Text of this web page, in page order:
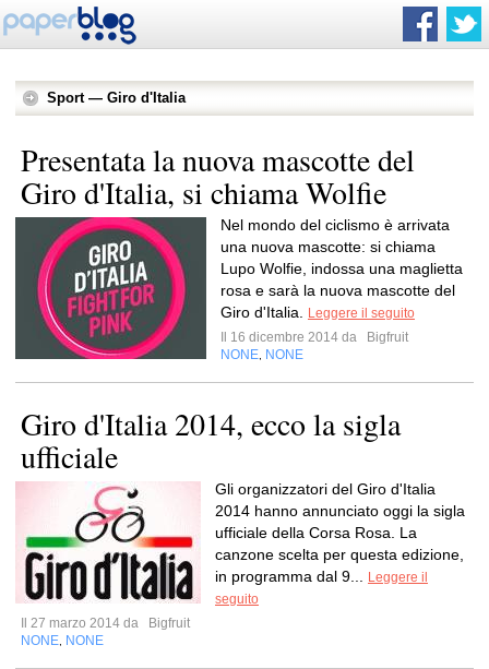
Sport — Giro d'Italia
Presentata la nuova mascotte del
Giro d'Italia, si chiama Wolfie
Nel mondo del ciclismo è arrivata
una nuova mascotte: si chiama
Lupo Wolfie, indossa una maglietta
rosa e sarà la nuova mascotte del
Giro d'Italia.
Leggere il seguito
Il 16 dicembre 2014 da
Bigfruit
NONE NONE
Giro d'Italia 2014, ecco la sigla
ufficiale
Gli organizzatori del Giro d'Italia
2014 hanno annunciato oggi la sigla
ufficiale della Corsa Rosa. La
canzone scelta per questa edizione,
in programma dal 9...
Leggere il
seguito
Il 27 marzo 2014 da
Bigfruit
NONE NONE